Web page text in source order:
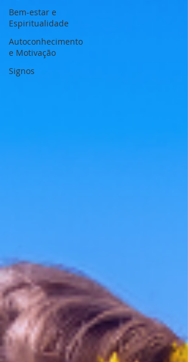
Bem-estar e
Espiritualidade
Autoconhecimento
e Motivação
Signos